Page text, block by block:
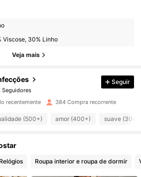
Viscose, 30% Linho
Veja mais
Seguidores
1 dia atrás
Seguidores
Seguir
recentemente 384 Compra recorrente
(500+) amor (400+) suave
Roupa interior e roupa de dormir